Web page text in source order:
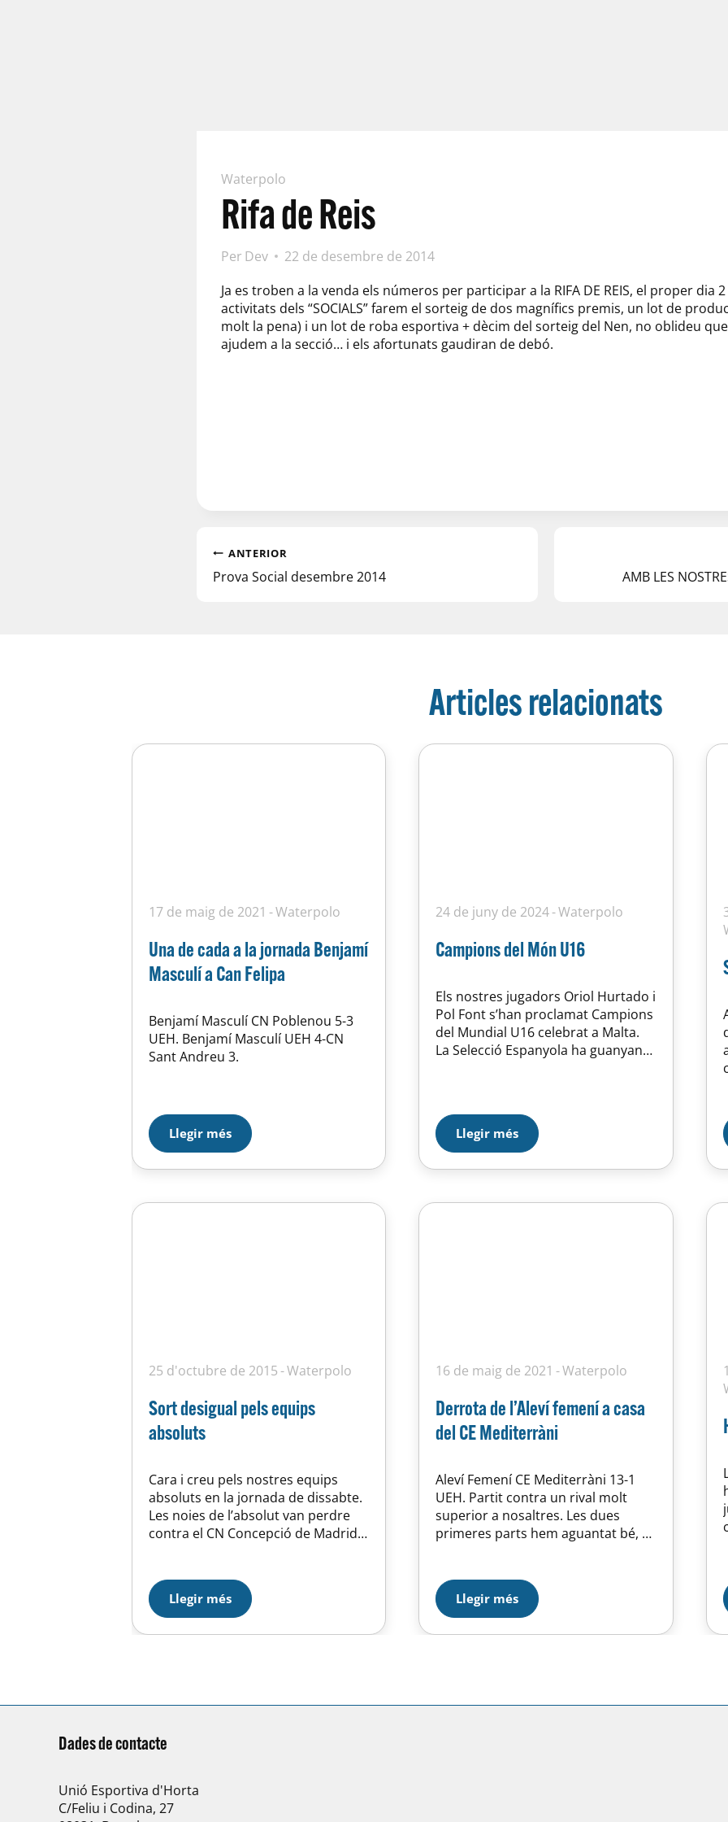
Waterpolo
Rifa de Reis
Per Dev
22 de desembre de 2014
Ja es troben a la venda els números per participar a la RIFA DE REIS, el proper dia
activitats dels “SOCIALS” farem el sorteig de dos magnífics premis, un lot de
molt la pena) i un lot de roba esportiva + dècim del sorteig del Nen, no oblideu
ajudem a la secció… i els afortunats gaudiran de debó.
ANTERIOR
Prova Social desembre 2014 AMB LES
Articles relacionats
17 de maig de 2021 Waterpolo
Una de cada a la jornada Benjamí
Masculí a Can Felipa
Benjamí Masculí CN Poblenou 5-3
UEH. Benjamí Masculí UEH 4-CN
Sant Andreu 3.
Llegir més
24 de juny de 2024 Waterpolo
Campions del Món U16
Els nostres jugadors Oriol Hurtado i
Pol Font s’han proclamat Campions
del Mundial U16 celebrat a Malta.
La Selecció Espanyola ha guanyant
Llegir més
25 d'octubre de 2015 Waterpolo
Sort desigual pels equips
absoluts
Cara i creu pels nostres equips
absoluts en la jornada de dissabte.
Les noies de l’absolut van perdre
contra el CN Concepció de Madrid
va demostrar la seva condició de
favorit per a l’ascens a Divisió
d’Honor L’absolut masculí va
guanyar el…
Llegir més
16 de maig de 2021 Waterpolo
Derrota de l’Aleví femení a casa
del CE Mediterràni
Aleví Femení CE Mediterràni 13-1
UEH. Partit contra un rival molt
superior a nosaltres. Les dues
primeres parts hem aguantat bé, a
l’altre partit jugat contra el Medi
hem millorat coses, però s’ha de
seguir treballant de valent en
defensa sobretot les ajudes i…
Llegir més
Dades de contacte
Unió Esportiva d'Horta
C/Feliu i Codina, 27